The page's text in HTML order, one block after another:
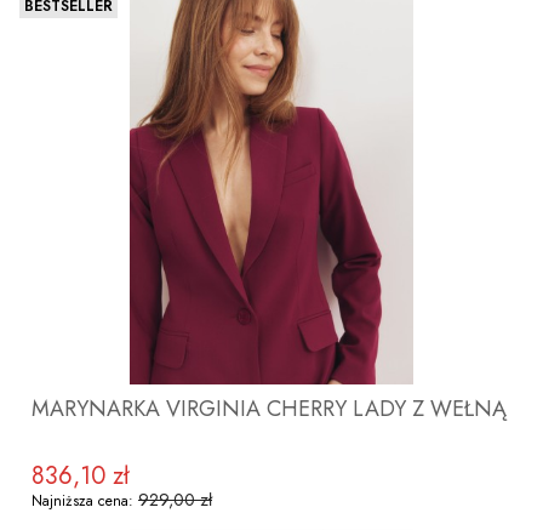
ZOBACZ PRODUKT
BESTSELLER
MARYNARKA VIRGINIA CHERRY LADY Z WEŁNĄ
Cena promocyjna
836,10 zł
Najniższa cena: 929,00 zł